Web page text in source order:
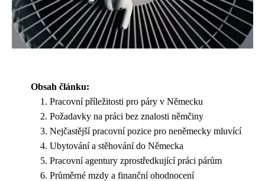
Obsah článku:
Pracovní příležitosti pro páry v Německu
Požadavky na práci bez znalosti němčiny
Nejčastější pracovní pozice pro neněmecky mluvící
Ubytování a stěhování do Německa
Pracovní agentury zprostředkující práci párům
Průměrné mzdy a finanční ohodnocení